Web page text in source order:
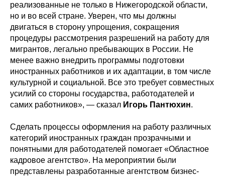
реализованные не только в Нижегородской области,
но и во всей стране. Уверен, что мы должны
двигаться в сторону упрощения, сокращения
процедуры рассмотрения разрешений на работу для
мигрантов, легально пребывающих в России. Не
менее важно внедрить программы подготовки
иностранных работников и их адаптации, в том числе
культурной и социальной. Все это требует совместных
усилий со стороны государства, работодателей и
самих работников», — сказал Игорь Пантюхин.
Сделать процессы оформления на работу различных
категорий иностранных граждан прозрачными и
понятными для работодателей помогает «Областное
кадровое агентство». На мероприятии были
представлены разработанные агентством бизнес-